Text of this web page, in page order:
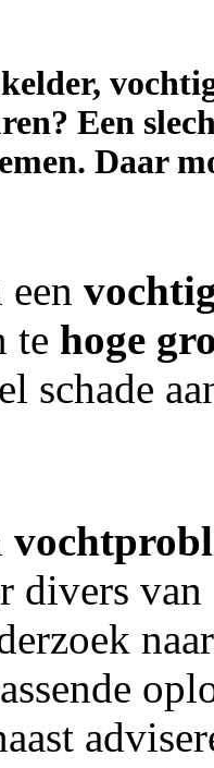
Een
Daar
te hoge
schade
divers